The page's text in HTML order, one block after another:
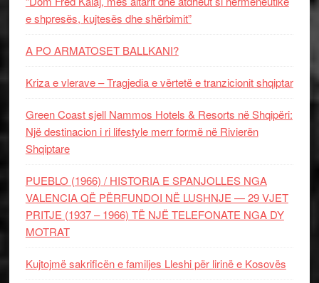
e shpresës, kujtesës dhe shërbimit”
A PO ARMATOSET BALLKANI?
Kriza e vlerave – Tragjedia e vërtetë e tranzicionit shqiptar
Green Coast sjell Nammos Hotels & Resorts në Shqipëri:
Një destinacion i ri lifestyle merr formë në Rivierën
Shqiptare
PUEBLO (1966) / HISTORIA E SPANJOLLES NGA
VALENCIA QË PËRFUNDOI NË LUSHNJE — 29 VJET
PRITJE (1937 – 1966) TË NJË TELEFONATE NGA DY
MOTRAT
Kujtojmë sakrificën e familjes Lleshi për lirinë e Kosovës